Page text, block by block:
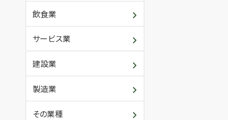
飲食業
サービス業
建設業
製造業
その業種